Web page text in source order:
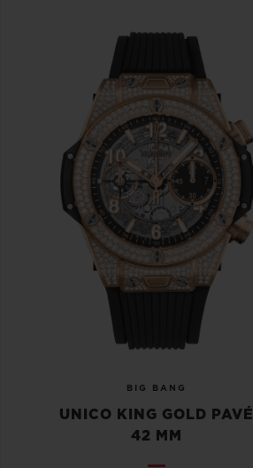
BIG BANG
UNICO KING GOLD PAVÉ
42 MM